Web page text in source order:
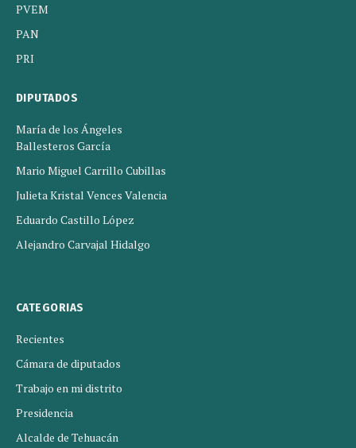
PVEM
PAN
PRI
DIPUTADOS
María de los Ángeles
Ballesteros García
Mario Miguel Carrillo Cubillas
Julieta Kristal Vences Valencia
Eduardo Castillo López
Alejandro Carvajal Hidalgo
CATEGORIAS
Recientes
Cámara de diputados
Trabajo en mi distrito
Presidencia
Alcalde de Tehuacán